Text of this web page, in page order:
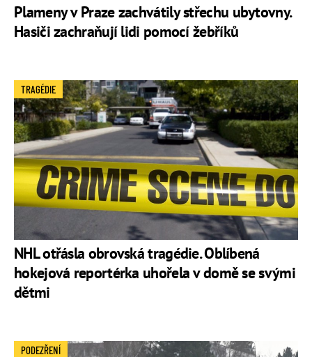
Plameny v Praze zachvátily střechu ubytovny.
Hasiči zachraňují lidi pomocí žebříků
NHL otřásla obrovská tragédie. Oblíbená
hokejová reportérka uhořela v domě se svými
dětmi
TRAGÉDIE
PODEZŘENÍ